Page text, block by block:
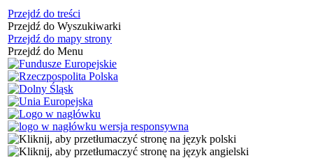
Przejdź do treści
Przejdź do Wyszukiwarki
Przejdź do mapy strony
Przejdź do Menu